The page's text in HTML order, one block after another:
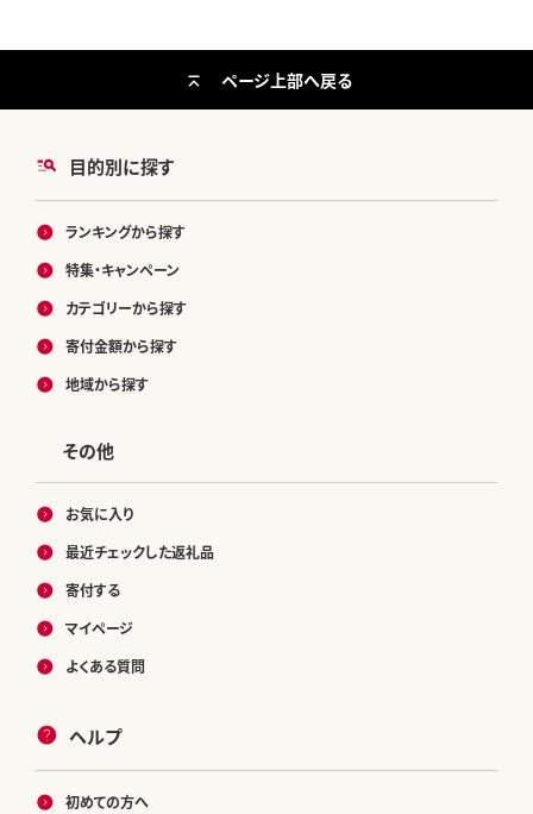
目的別に探す
ランキングから探す
特集・キャンペーン
カテゴリーから探す
寄付金額から探す
地域から探す
その他
お気に入り
最近チェックした返礼品
寄付する
マイページ
よくある質問
ヘルプ
初めての方へ
ページ上部へ戻る